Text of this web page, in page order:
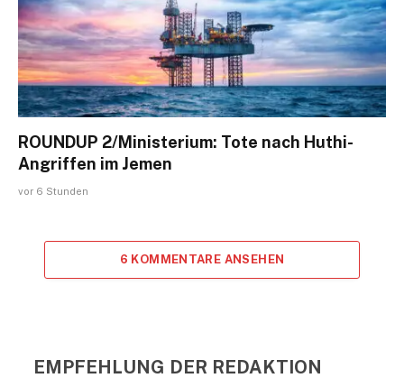
ROUNDUP 2/Ministerium: Tote nach Huthi-
Angriffen im Jemen
vor 6 Stunden
6 KOMMENTARE ANSEHEN
EMPFEHLUNG DER REDAKTION